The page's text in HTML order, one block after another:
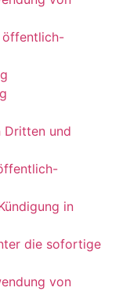
öffentlich-
Dritten und
in
die sofortige
von